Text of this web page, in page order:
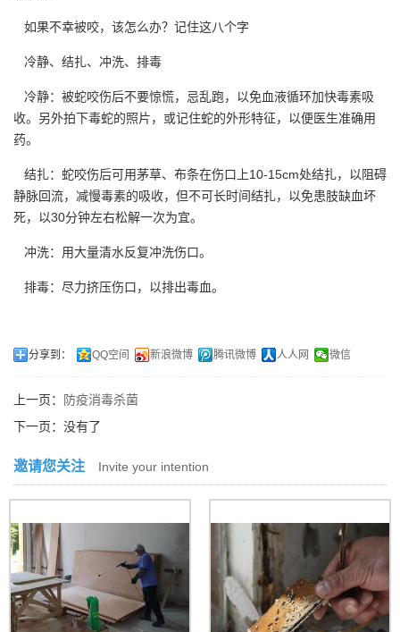
如果不幸被咬，该怎么办？记住这八个字
冷静、结扎、冲洗、排毒
冷静：被蛇咬伤后不要惊慌，忌乱跑，以免血液循环加快毒素吸
收。另外拍下毒蛇的照片，或记住蛇的外形特征，以便医生准确用
药。
结扎：蛇咬伤后可用茅草、布条在伤口上10-15cm处结扎，以阻碍
静脉回流，减慢毒素的吸收，但不可长时间结扎，以免患肢缺血坏
死，以30分钟左右松解一次为宜。
冲洗：用大量清水反复冲洗伤口。
排毒：尽力挤压伤口，以排出毒血。
分享到： QQ空间 新浪微博 腾讯微博 人人网 微信
上一页：
防疫消毒杀菌
下一页：没有了
邀请您关注 Invite your intention